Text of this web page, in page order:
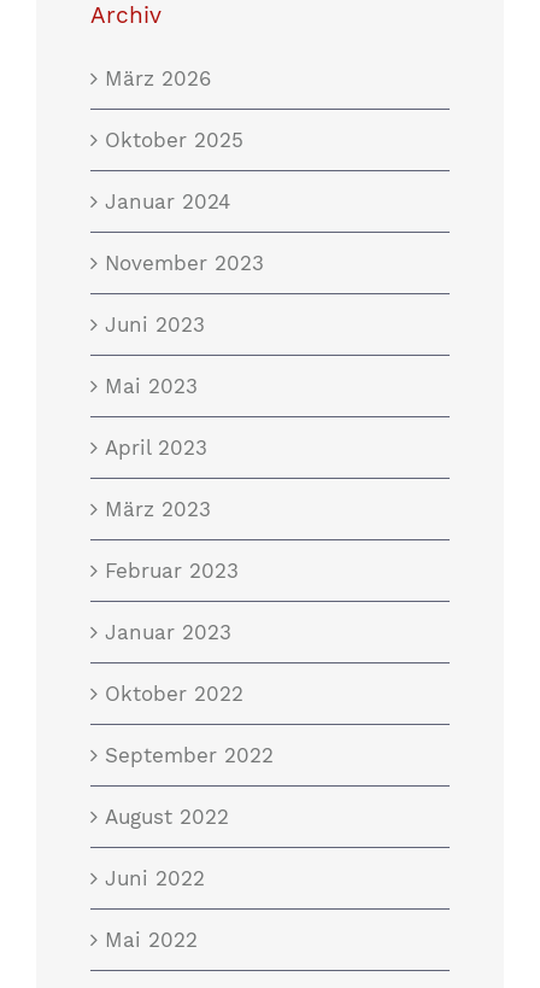
Archiv
März 2026
Oktober 2025
Januar 2024
November 2023
Juni 2023
Mai 2023
April 2023
März 2023
Februar 2023
Januar 2023
Oktober 2022
September 2022
August 2022
Juni 2022
Mai 2022